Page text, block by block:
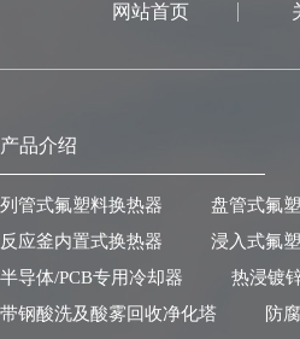
网站首页
产品介绍
列管式氟塑料换热器
盘管式氟
反应釜内置式换热器
浸入式氟
半导体/PCB专用冷却器
热浸镀
带钢酸洗及酸雾回收净化塔
防